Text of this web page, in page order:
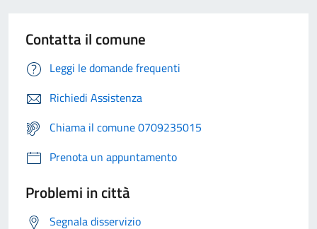
Contatta il comune
Leggi le domande frequenti
Richiedi Assistenza
Chiama il comune 0709235015
Prenota un appuntamento
Problemi in città
Segnala disservizio